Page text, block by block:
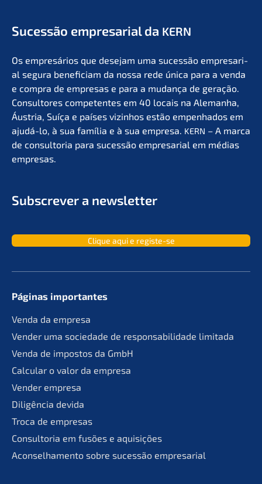
Suces­são empre­sa­ri­al da KERN
Os empresá­ri­os que desejam uma suces­são empre­sa­ri­
al segura benefi­ci­am da nossa rede única para a venda
e compra de empre­sas e para a mudan­ça de geração.
Consul­to­res compe­ten­tes em 40 locais na Aleman­ha,
Áustria, Suíça e países vizin­hos estão empen­ha­dos em
ajudá-lo, à sua família e à sua empre­sa. KERN – A marca
de consult­oria para suces­são empre­sa­ri­al em médias
empresas.
Subscrever a newsletter
Clique aqui e registe-se
Páginas importan­tes
Venda da empresa
Vender uma socie­da­de de responsa­bil­ida­de limitada
Venda de impos­tos da GmbH
Calcu­lar o valor da empresa
Vender empre­sa
Diligên­cia devida
Troca de empresas
Consult­oria em fusões e aquisições
Aconsel­ha­men­to sobre suces­são empresarial